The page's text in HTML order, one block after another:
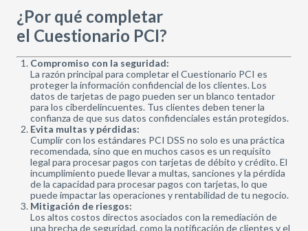
¿Por qué completar
el Cuestionario PCI?
Compromiso con la seguridad:
La razón principal para completar el Cuestionario PCI es
proteger la información confidencial de los clientes. Los
datos de tarjetas de pago pueden ser un blanco tentador
para los ciberdelincuentes. Tus clientes deben tener la
confianza de que sus datos confidenciales están protegidos.
Evita multas y pérdidas:
Cumplir con los estándares PCI DSS no solo es una práctica
recomendada, sino que en muchos casos es un requisito
legal para procesar pagos con tarjetas de débito y crédito. El
incumplimiento puede llevar a multas, sanciones y la pérdida
de la capacidad para procesar pagos con tarjetas, lo que
puede impactar las operaciones y rentabilidad de tu negocio.
Mitigación de riesgos:
Los altos costos directos asociados con la remediación de
una brecha de seguridad, como la notificación de clientes y el